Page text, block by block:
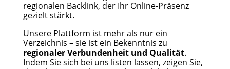
regionalen Backlink, der Ihr Online-Präsenz
gezielt stärkt.
Unsere Plattform ist mehr als nur ein
Verzeichnis – sie ist ein Bekenntnis zu
regionaler Verbundenheit und Qualität.
Indem Sie sich bei uns listen lassen, zeigen Sie,